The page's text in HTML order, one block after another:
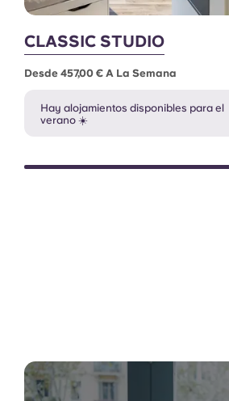
CLASSIC STUDIO
Desde 457,00 € A La Semana
Hay alojamientos disponibles para el
verano ☀️